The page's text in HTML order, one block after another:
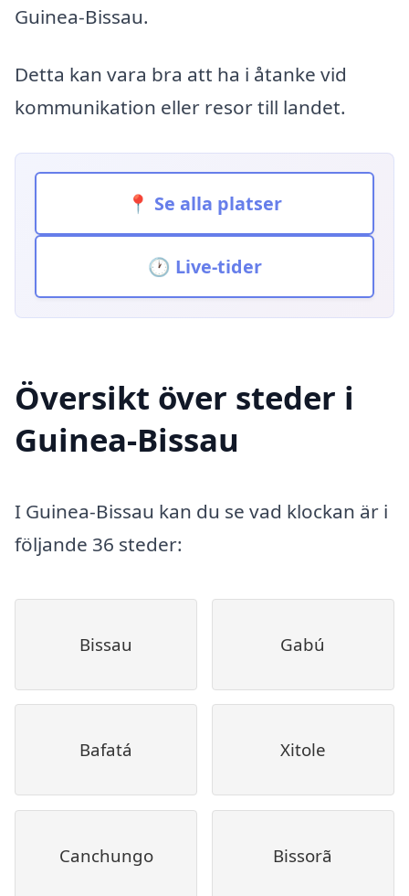
Guinea-Bissau.
Detta kan vara bra att ha i åtanke vid
kommunikation eller resor till landet.
📍 Se alla platser
🕐 Live-tider
Översikt över steder i
Guinea-Bissau
I Guinea-Bissau kan du se vad klockan är i
följande 36 steder:
Bissau Gabú
Bafatá Xitole
Canchungo Bissorã